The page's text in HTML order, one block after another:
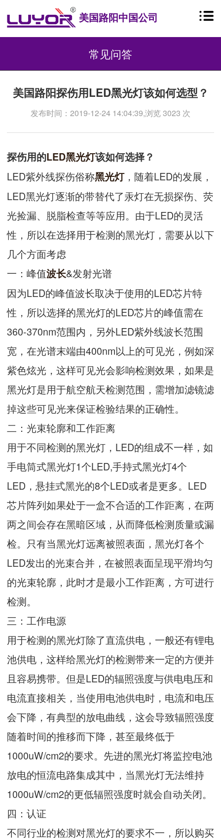
美国路阳中国公司
常见问答
美国路阳探伤用LED黑光灯该如何选型？
发布时间：2019-12-24 14:04:39,浏览 3023 次
探伤用的LED黑光灯该如何选择？
LED紫外线探伤俗称黑光灯，随着LED的发展，
LED黑光灯逐渐的带替代了汞灯在无损探伤、荧
光捡漏、脱脂检查等等应用。由于LED的灵活
性，所以在选择用于检测的黑光灯，需要从以下
几个方面考虑
一：峰值波长&发射光谱
因为LED的峰值波长取决于使用的LED芯片特
性，所以选择的黑光灯的LED芯片的峰值需在
360-370nm范围内，另外LED紫外线波长范围
宽，在光谱末端由400nm以上的可见光，例如深
紫色炫光，这样可见光会影响检测效果，如果是
黑光灯是用于航空航天检测范围，需增加滤镜滤
掉这些可见光来保证检验结果的正确性。
二：光束轮廓和工作距离
用于不同检测的黑光灯，LED的组成不一样，如
手电筒式黑光灯1个LED,手持式黑光灯4个
LED，悬挂式黑光的8个LED或者是更多。LED
芯片阵列如果处于一盒不合适的工作距离，在两
两之间会存在黑暗区域，从而降低检测质量或漏
检。只有当黑光灯远离被照表面，黑光灯各个
LED发出的光束合并，在被照表面呈现平滑均匀
的光束轮廓，此时才是最小工作距离，方可进行
检测。
三：工作电源
用于检测的黑光灯除了直流供电，一般还有锂电
池供电，这样给黑光灯的检测带来一定的方便并
且容易携带。但是LED的辐照强度与供电电压和
电流直接相关，当使用电池供电时，电流和电压
会下降，有典型的放电曲线，这会导致辐照强度
随着时间的推移而下降，甚至最终低于
1000uW/cm2的要求。先进的黑光灯将监控电池
放电的恒流电路集成其中，当黑光灯无法维持
1000uW/cm2的更低辐照强度时就会自动关闭。
四：认证
不同行业的检测对黑光灯的要求不一，所以购买